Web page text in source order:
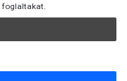
foglaltakat.